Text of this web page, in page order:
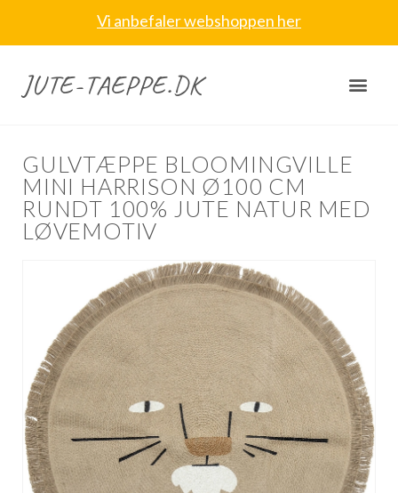
Vi anbefaler webshoppen her
JUTE-TAEPPE.DK
GULVTÆPPE BLOOMINGVILLE
MINI HARRISON Ø100 CM
RUNDT 100% JUTE NATUR MED
LØVEMOTIV